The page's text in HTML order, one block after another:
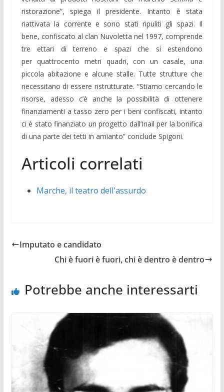
ristorazione”, spiega il presidente. Intanto è stata
riattivata la corrente e sono stati ripuliti gli spazi. Il
bene, confiscato al clan Nuvoletta nel 1997, comprende
tre ettari di terreno e spazi che si estendono
per quattrocento metri quadri, con un casale, una
piccola abitazione e alcune stalle. Tutte strutture che
necessitano di essere ristrutturate. “Stiamo cercando le
risorse, adesso c’è anche la possibilità di ottenere
finanziamenti a tasso zero per i beni confiscati, intanto
ci è stato finanziato un progetto dall’Inail per la bonifica
di una parte dei tetti in amianto” conclude Spigoni.
Articoli correlati
Marche, il teatro dell'assurdo
Imputato e candidato
Chi è fuori è fuori, chi è dentro è dentro
Potrebbe anche interessarti